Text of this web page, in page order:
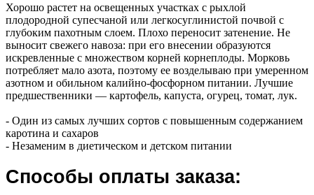
Хорошо растет на освещенных участках с рыхлой
плодородной супесчаной или легкосуглинистой почвой с
глубоким пахотным слоем. Плохо переносит затенение. Не
выносит свежего навоза: при его внесении образуются
искревленные с множеством корней корнеплоды. Морковь
потребляет мало азота, поэтому ее возделываю при умеренном
азотном и обильном калийно-фосфорном питании. Лучшие
предшественники — картофель, капуста, огурец, томат, лук.
- Один из самых лучших сортов с повышенным содержанием
каротина и сахаров
- Незаменим в диетическом и детском питании
Способы оплаты заказа: